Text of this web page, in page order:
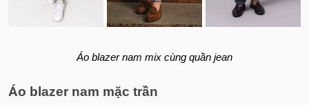
Áo blazer nam mix cùng quần jean
Áo blazer nam mặc trần